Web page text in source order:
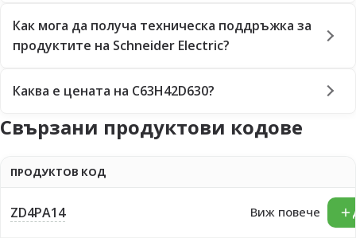
Как мога да получа техническа поддръжка за
продуктите на Schneider Electric?
Каква е цената на C63H42D630?
Свързани продуктови кодове
ПРОДУКТОВ КОД
ZD4PA14 Виж повече